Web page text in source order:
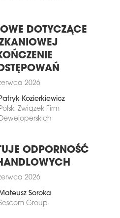
DOTYCZĄCE
2026
Kozierkiewicz
Związek Firm
ODPORNOŚĆ
2026
Soroka
Group